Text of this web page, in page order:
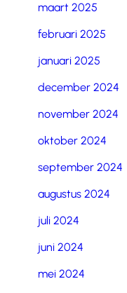
maart 2025
februari 2025
januari 2025
december 2024
november 2024
oktober 2024
september 2024
augustus 2024
juli 2024
juni 2024
mei 2024